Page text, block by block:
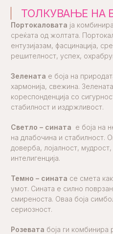
ТОЛКУВАЊЕ НА
Портокаловата ја
среќата од жолтата.
ентузијазам, фасцинација,
решителност, успех,
Зелената е боја на
хармонија, свежина.
кореспонденција со
стабилност и издржливост.
Светло – сината е боја на
на длабочина и стабилност.
доверба, лојалност,
интелигенција.
Темно – сината се смета
умот. Сината е силно
смиреноста. Оваа боја
сериозност.
Розевата боја ги комбинира